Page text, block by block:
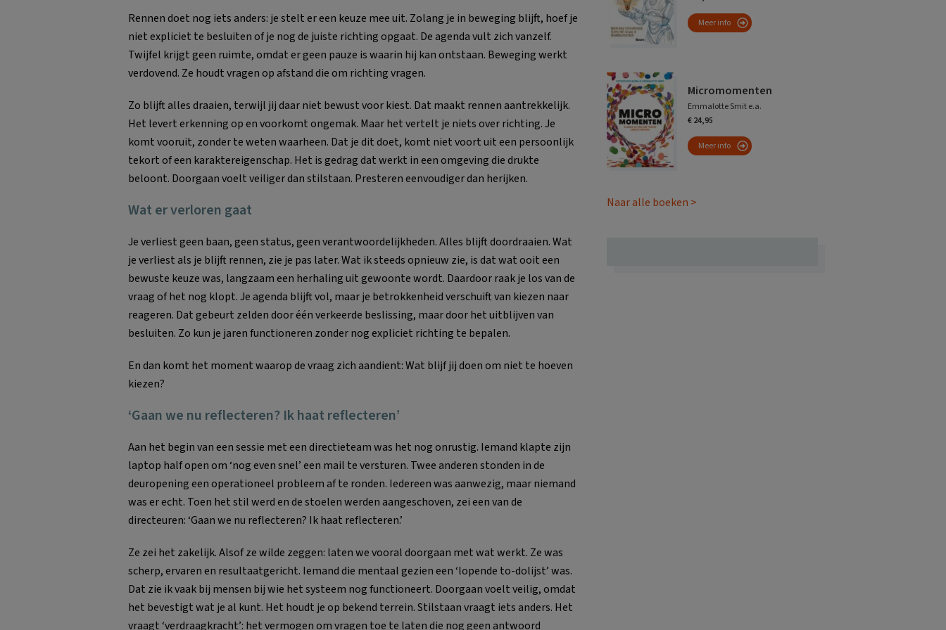
Rennen doet nog iets anders: je stelt er een keuze mee uit. Zolang je in beweging blijft, hoef je
niet expliciet te besluiten of je nog de juiste richting opgaat. De agenda vult zich vanzelf.
Twijfel krijgt geen ruimte, omdat er geen pauze is waarin hij kan ontstaan. Beweging werkt
verdovend. Ze houdt vragen op afstand die om richting vragen.
Zo blijft alles draaien, terwijl jij daar niet bewust voor kiest. Dat maakt rennen aantrekkelijk.
Het levert erkenning op en voorkomt ongemak. Maar het vertelt je niets over richting. Je
komt vooruit, zonder te weten waarheen. Dat je dit doet, komt niet voort uit een persoonlijk
tekort of een karaktereigenschap. Het is gedrag dat werkt in een omgeving die drukte
beloont. Doorgaan voelt veiliger dan stilstaan. Presteren eenvoudiger dan herijken.
Wat er verloren gaat
Je verliest geen baan, geen status, geen verantwoordelijkheden. Alles blijft doordraaien. Wat
je verliest als je blijft rennen, zie je pas later. Wat ik steeds opnieuw zie, is dat wat ooit een
bewuste keuze was, langzaam een herhaling uit gewoonte wordt. Daardoor raak je los van de
vraag of het nog klopt. Je agenda blijft vol, maar je betrokkenheid verschuift van kiezen naar
reageren. Dat gebeurt zelden door één verkeerde beslissing, maar door het uitblijven van
besluiten. Zo kun je jaren functioneren zonder nog expliciet richting te bepalen.
En dan komt het moment waarop de vraag zich aandient: Wat blijf jij doen om niet te hoeven
kiezen?
‘Gaan we nu reflecteren? Ik haat reflecteren’
Aan het begin van een sessie met een directieteam was het nog onrustig. Iemand klapte zijn
laptop half open om ‘nog even snel’ een mail te versturen. Twee anderen stonden in de
deuropening een operationeel probleem af te ronden. Iedereen was aanwezig, maar niemand
was er echt. Toen het stil werd en de stoelen werden aangeschoven, zei een van de
directeuren: ‘Gaan we nu reflecteren? Ik haat reflecteren.’
Ze zei het zakelijk. Alsof ze wilde zeggen: laten we vooral doorgaan met wat werkt. Ze was
scherp, ervaren en resultaatgericht. Iemand die mentaal gezien een ‘lopende to-dolijst’ was.
Dat zie ik vaak bij mensen bij wie het systeem nog functioneert. Doorgaan voelt veilig, omdat
het bevestigt wat je al kunt. Het houdt je op bekend terrein. Stilstaan vraagt iets anders. Het
vraagt ‘verdraagkracht’: het vermogen om vragen toe te laten die nog geen antwoord
Meer info
Micromomenten
Emmalotte Smit e.a.
€ 24,95
Meer info
Naar alle boeken >